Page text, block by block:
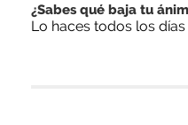
¿Sabes qué baja tu
Lo haces todos los